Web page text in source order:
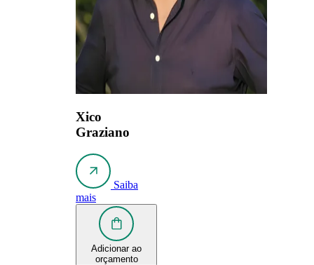
Xico
Graziano
Saiba
mais
Adicionar ao
orçamento